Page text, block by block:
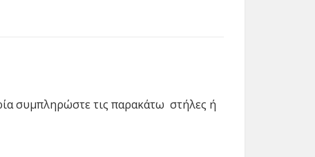
συμπληρώστε τις παρακάτω στήλες ή